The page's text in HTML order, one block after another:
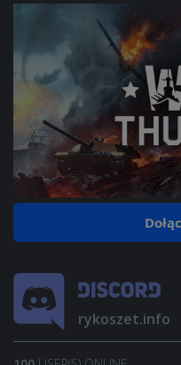
rykoszet.info